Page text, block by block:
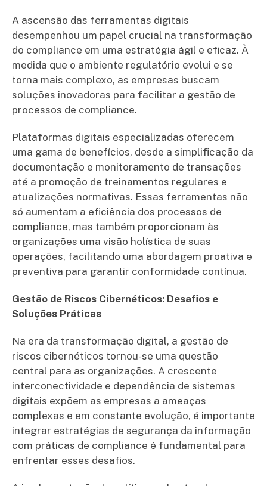
A ascensão das ferramentas digitais
desempenhou um papel crucial na transformação
do compliance em uma estratégia ágil e eficaz. À
medida que o ambiente regulatório evolui e se
torna mais complexo, as empresas buscam
soluções inovadoras para facilitar a gestão de
processos de compliance.
Plataformas digitais especializadas oferecem
uma gama de benefícios, desde a simplificação da
documentação e monitoramento de transações
até a promoção de treinamentos regulares e
atualizações normativas. Essas ferramentas não
só aumentam a eficiência dos processos de
compliance, mas também proporcionam às
organizações uma visão holística de suas
operações, facilitando uma abordagem proativa e
preventiva para garantir conformidade contínua.
Gestão de Riscos Cibernéticos: Desafios e
Soluções Práticas
Na era da transformação digital, a gestão de
riscos cibernéticos tornou-se uma questão
central para as organizações. A crescente
interconectividade e dependência de sistemas
digitais expõem as empresas a ameaças
complexas e em constante evolução, é importante
integrar estratégias de segurança da informação
com práticas de compliance é fundamental para
enfrentar esses desafios.